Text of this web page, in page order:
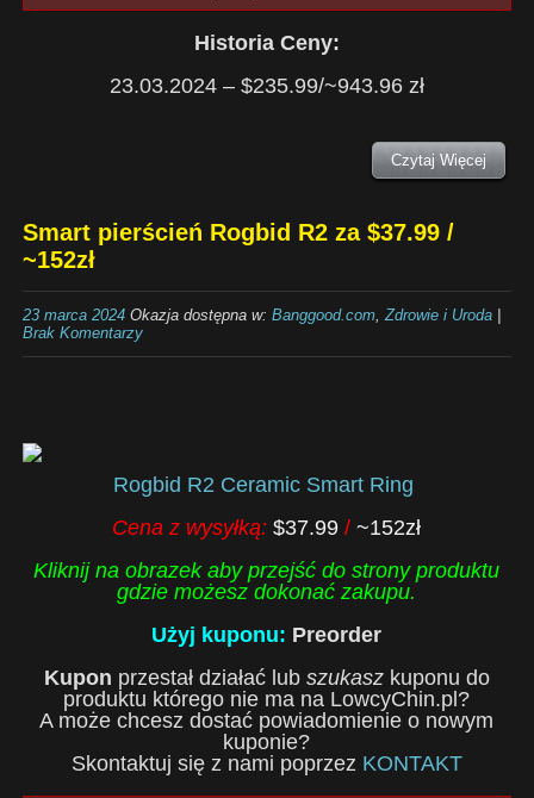
Historia Ceny:
23.03.2024 – $235.99/~943.96 zł
Czytaj Więcej
Smart pierścień Rogbid R2 za $37.99 /
~152zł
23 marca 2024Okazja dostępna w: Banggood.com, Zdrowie i Uroda|
Brak Komentarzy
Rogbid R2 Ceramic Smart Ring
Cena z wysyłką:$37.99/~152zł
Kliknij na obrazek aby przejść do strony produktu
gdzie możesz dokonać zakupu.
Użyj kuponu: Preorder
Kupon przestał działać lub szukaszkuponu do
produktu którego nie ma na LowcyChin.pl?
A może chcesz dostać powiadomienie o nowym
kuponie?
Skontaktuj się z nami poprzez KONTAKT